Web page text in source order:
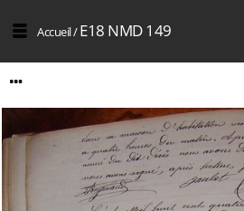
Accueil/E18 NMD 149